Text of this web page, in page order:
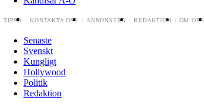
TIPSA KONTAKTA OSS ANNONSERA REDAKTION OM OSS
Senaste
Svenskt
Kungligt
Hollywood
Politik
Redaktion